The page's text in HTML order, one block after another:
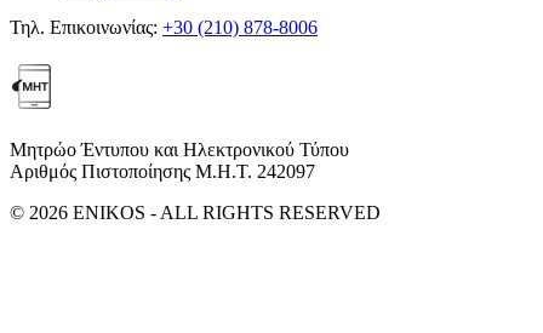
Τηλ. Επικοινωνίας: +30 (210) 878-8006
Μητρώο Έντυπου και Ηλεκτρονικού Τύπου
Αριθμός Πιστοποίησης Μ.Η.Τ. 242097
© 2026 ENIKOS - ALL RIGHTS RESERVED